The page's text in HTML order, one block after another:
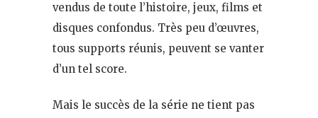
vendus de toute l’histoire, jeux, films et
disques confondus. Très peu d’œuvres,
tous supports réunis, peuvent se vanter
d’un tel score.
Mais le succès de la série ne tient pas